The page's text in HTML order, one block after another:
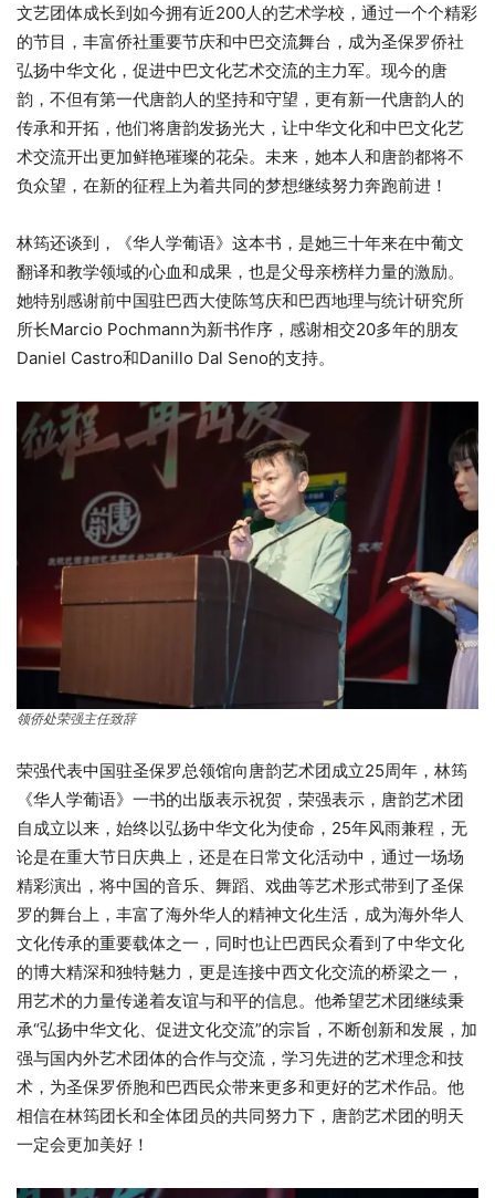
文艺团体成长到如今拥有近200人的艺术学校，通过一个个精彩
的节目，丰富侨社重要节庆和中巴交流舞台，成为圣保罗侨社
弘扬中华文化，促进中巴文化艺术交流的主力军。现今的唐
韵，不但有第一代唐韵人的坚持和守望，更有新一代唐韵人的
传承和开拓，他们将唐韵发扬光大，让中华文化和中巴文化艺
术交流开出更加鲜艳璀璨的花朵。未来，她本人和唐韵都将不
负众望，在新的征程上为着共同的梦想继续努力奔跑前进！
林筠还谈到，《华人学葡语》这本书，是她三十年来在中葡文
翻译和教学领域的心血和成果，也是父母亲榜样力量的激励。
她特别感谢前中国驻巴西大使陈笃庆和巴西地理与统计研究所
所长Marcio Pochmann为新书作序，感谢相交20多年的朋友
Daniel Castro和Danillo Dal Seno的支持。
领侨处荣强主任致辞
荣强代表中国驻圣保罗总领馆向唐韵艺术团成立25周年，林筠
《华人学葡语》一书的出版表示祝贺，荣强表示，唐韵艺术团
自成立以来，始终以弘扬中华文化为使命，25年风雨兼程，无
论是在重大节日庆典上，还是在日常文化活动中，通过一场场
精彩演出，将中国的音乐、舞蹈、戏曲等艺术形式带到了圣保
罗的舞台上，丰富了海外华人的精神文化生活，成为海外华人
文化传承的重要载体之一，同时也让巴西民众看到了中华文化
的博大精深和独特魅力，更是连接中西文化交流的桥梁之一，
用艺术的力量传递着友谊与和平的信息。他希望艺术团继续秉
承“弘扬中华文化、促进文化交流”的宗旨，不断创新和发展，加
强与国内外艺术团体的合作与交流，学习先进的艺术理念和技
术，为圣保罗侨胞和巴西民众带来更多和更好的艺术作品。他
相信在林筠团长和全体团员的共同努力下，唐韵艺术团的明天
一定会更加美好！